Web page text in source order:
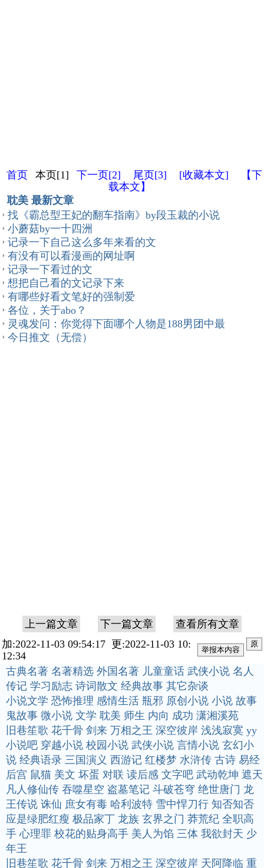
首页 本页[1] 下一页[2] 尾页[3] [收藏本文]
【下
载本文】
耽美 最新文章
找《霸总型王妃的翻车指南》by段玉裁的小说
小蘑菇by一十四洲
记录一下自己这么多年来看的文
有没有可以看漫画的网址啊
记录一下看过的文
想把自己看的文记录下来
有哪些好看文笔好的强制爱
各位，关于abo？
灵魂发问：你觉得下面哪个人物是188男团中最
今日推文（无偿）
上一篇文章 下一篇文章
查看所有文章
加:2022-11-03 09:54:17 更:2022-11-03 10:
12:34
原
古典名著 名著精选 外国名著 儿童童话 武侠小说 名人
传记 学习励志 诗词散文 经典故事 其它杂谈
小说文学 恐怖推理 感情生活 瓶邪 原创小说 小说 故事
鬼故事 微小说 文学 耽美 师生 内向 成功 潇湘溪苑
旧巷笙歌 花千骨 剑来 万相之王 深空彼岸 浅浅寂寞 yy
小说吧 穿越小说 校园小说 武侠小说 言情小说 玄幻小
说 经典语录 三国演义 西游记 红楼梦 水浒传 古诗 易经
后宫 鼠猫 美文 坏蛋 对联 读后感 文字吧 武动乾坤 遮天
凡人修仙传 吞噬星空 盗墓笔记 斗破苍穹 绝世唐门 龙
王传说 诛仙 庶女有毒 哈利波特 雪中悍刀行 知否知否
应是绿肥红瘦 极品家丁 龙族 玄界之门 莽荒纪 全职高
手 心理罪 校花的贴身高手 美人为馅 三体 我欲封天 少
年王
旧巷笙歌 花千骨 剑来 万相之王 深空彼岸 天阿降临 重